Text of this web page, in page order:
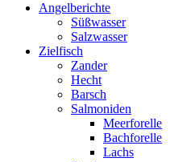
Angelberichte
Süßwasser
Salzwasser
Zielfisch
Zander
Hecht
Barsch
Salmoniden
Meerforelle
Bachforelle
Lachs